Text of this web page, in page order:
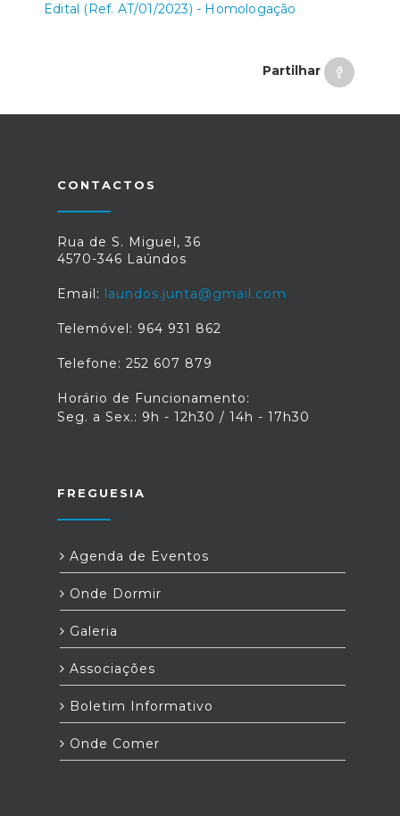
Edital (Ref. AT/01/2023) - Homologação
Partilhar
CONTACTOS
Rua de S. Miguel, 36
4570-346 Laúndos
Email: laundos.junta@gmail.com
Telemóvel: 964 931 862
Telefone: 252 607 879
Horário de Funcionamento:
Seg. a Sex.: 9h - 12h30 / 14h - 17h30
FREGUESIA
Agenda de Eventos
Onde Dormir
Galeria
Associações
Boletim Informativo
Onde Comer